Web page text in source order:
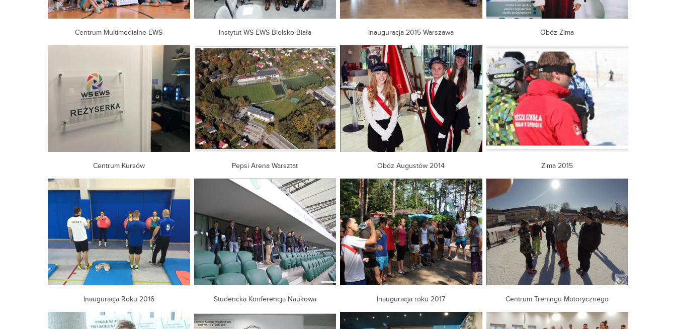
Centrum Multimedialne EWS Instytut WS EWS Bielsko-Biała Inauguracja 2015 Warszawa Obóz Zima
Centrum Kursów Pepsi Arena Warsztat Obóz Augustów 2014 Zima 2015
Inauguracja Roku 2016 Studencka Konferencja Naukowa Inauguracja roku 2017 Centrum Treningu Motorycznego